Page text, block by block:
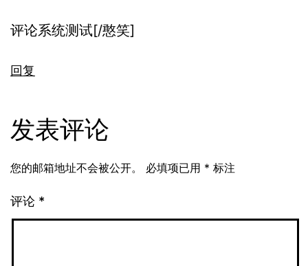
评论系统测试[/憨笑]
回复
发表评论
您的邮箱地址不会被公开。 必填项已用 * 标注
评论 *